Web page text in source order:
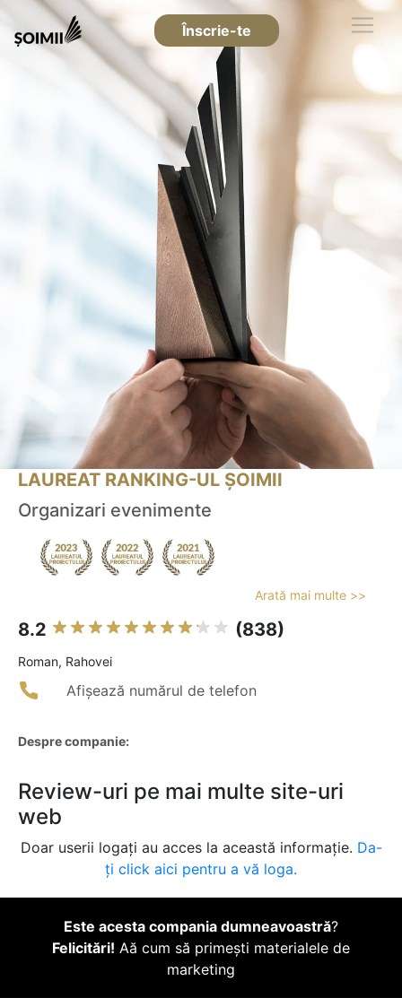
Înscrie-te
LAUREAT RANKING-UL ȘOIMII
Organizari evenimente
Arată mai multe >>
8.2 (838)
Roman, Rahovei
Afișează numărul de telefon
Despre companie:
Review-uri pe mai multe site-uri
web
Doar userii logați au acces la această informație. Da-
ți click aici pentru a vă loga.
Este acesta compania dumneavoastră?
Felicitări! Aă cum să primești materialele de
marketing